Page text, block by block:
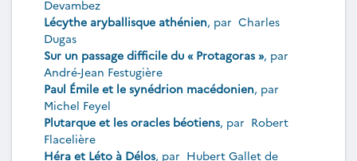
Devambez
Lécythe aryballisque athénien, par Charles
Dugas
Sur un passage difficile du « Protagoras », par
André-Jean Festugière
Paul Émile et le synédrion macédonien, par
Michel Feyel
Plutarque et les oracles béotiens, par Robert
Flacelière
Héra et Léto à Délos, par Hubert Gallet de